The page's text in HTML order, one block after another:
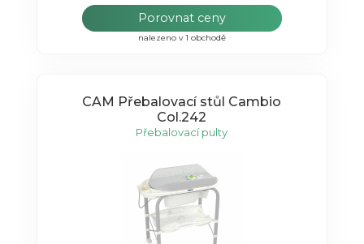
Porovnat ceny
nalezeno v 1 obchodě
CAM Přebalovací stůl Cambio
Col.242
Přebalovací pulty